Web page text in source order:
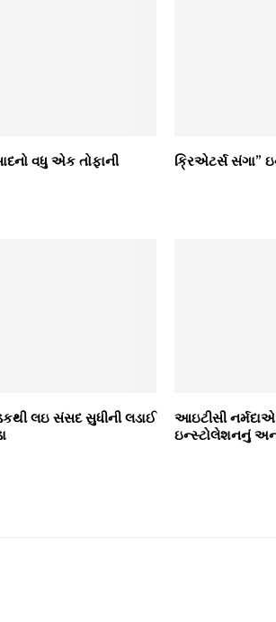
વધુ એક તોફાની
ક્રિએટર્સ સંગા”
લઇ સંસદ સુધીની લડાઈ
આઇટીસી
ઇન્સ્ટોલેશનનું